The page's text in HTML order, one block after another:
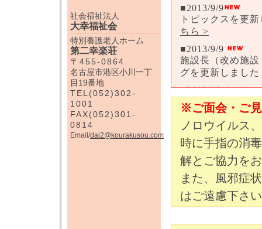
社会福祉法人
大幸福祉会
特別養護老人ホーム
第二幸楽荘
〒455-0864
名古屋市港区小川一丁
目19番地
TEL(052)302-
1001
FAX(052)301-
0814
Email/dai2@kourakusou.com
※ご面会・ご
ノロウイルス
時に手指の消
解とご協力を
また、風邪症
はご遠慮下さ